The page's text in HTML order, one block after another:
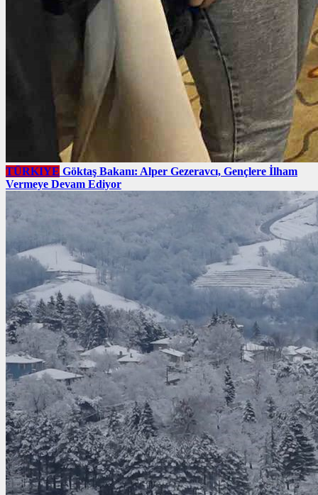
TÜRKIYE Göktaş Bakanı: Alper Gezeravcı, Gençlere İlham
Vermeye Devam Ediyor